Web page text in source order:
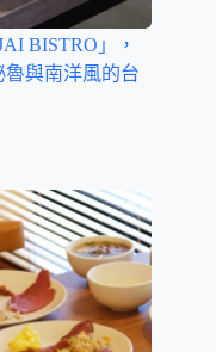
BISTRO」，
與南洋風的台